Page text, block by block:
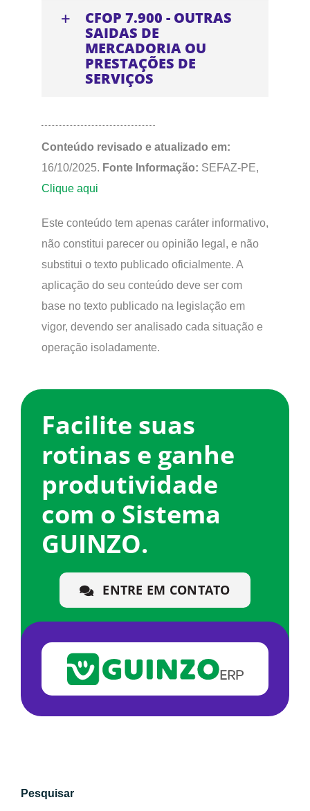
CFOP 7.900 - OUTRAS
SAIDAS DE
MERCADORIA OU
PRESTAÇÕES DE
SERVIÇOS
Conteúdo revisado e atualizado em:
16/10/2025. Fonte Informação: SEFAZ-PE,
Clique aqui
Este conteúdo tem apenas caráter informativo,
não constitui parecer ou opinião legal, e não
substitui o texto publicado oficialmente. A
aplicação do seu conteúdo deve ser com
base no texto publicado na legislação em
vigor, devendo ser analisado cada situação e
operação isoladamente.
Facilite suas
rotinas e ganhe
produtividade
com o Sistema
GUINZO.
ENTRE EM CONTATO
Pesquisar